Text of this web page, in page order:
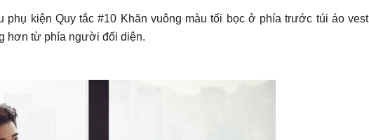
phụ kiện Quy tắc #10 Khăn vuông màu tối bọc ở phía trước túi áo vest
hơn từ phía người đối diện.